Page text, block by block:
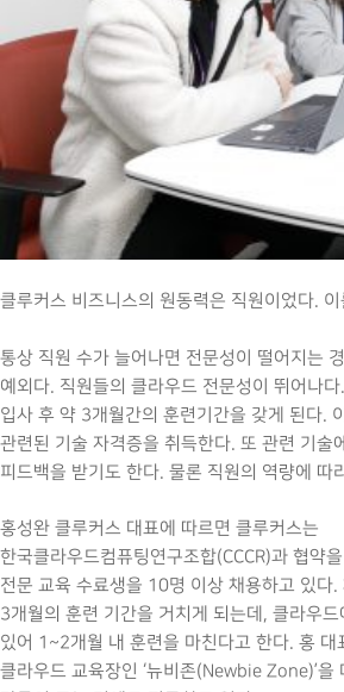
클루커스 비즈니스의 원동력은 직원이었다.
통상 직원 수가 늘어나면 전문성이 떨어지는
예외다. 직원들의 클라우드 전문성이 뛰어나
입사 후 약 3개월간의 훈련기간을 갖게 된다.
관련된 기술 자격증을 취득한다. 또 관련 기술
피드백을 받기도 한다. 물론 직원의 역량에 따
홍성완 클루커스 대표에 따르면 클루커스는
한국클라우드컴퓨팅연구조합(CCCR)과 협약
전문 교육 수료생을 10명 이상 채용하고 있다.
3개월의 훈련 기간을 거치게 되는데, 클라우
있어 1~2개월 내 훈련을 마친다고 한다. 홍 대
클라우드 교육장인 ‘뉴비존(Newbie Zone)’을